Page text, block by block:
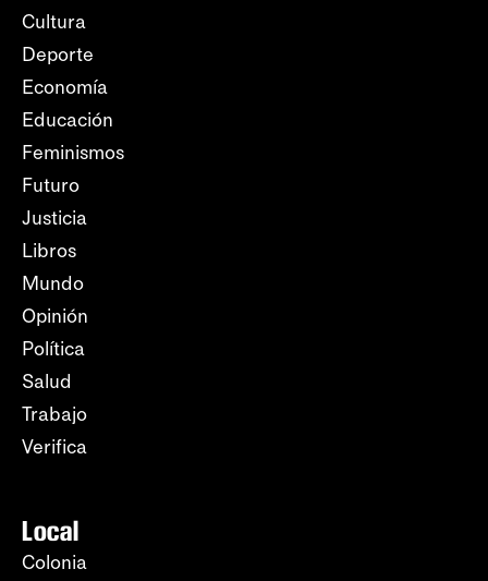
Cultura
Deporte
Economía
Educación
Feminismos
Futuro
Justicia
Libros
Mundo
Opinión
Política
Salud
Trabajo
Verifica
Local
Colonia